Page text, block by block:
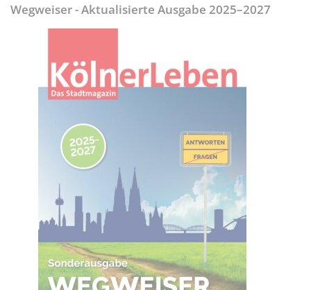
Wegweiser - Aktualisierte Ausgabe 2025–2027